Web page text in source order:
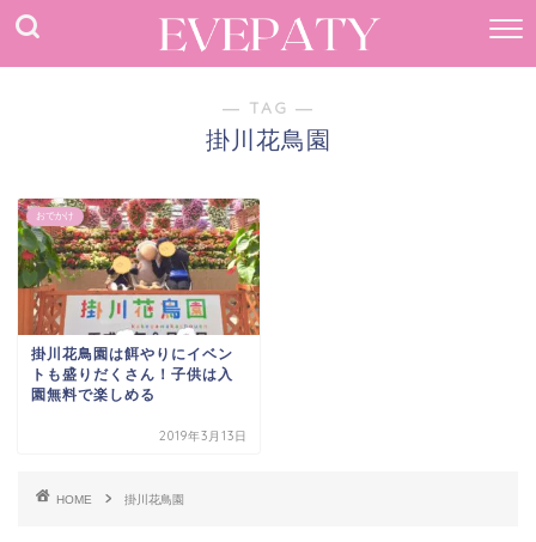
― TAG ―
掛川花鳥園
おでかけ
掛川花鳥園は餌やりにイベン
トも盛りだくさん！子供は入
園無料で楽しめる
2019年3月13日
HOME 掛川花鳥園